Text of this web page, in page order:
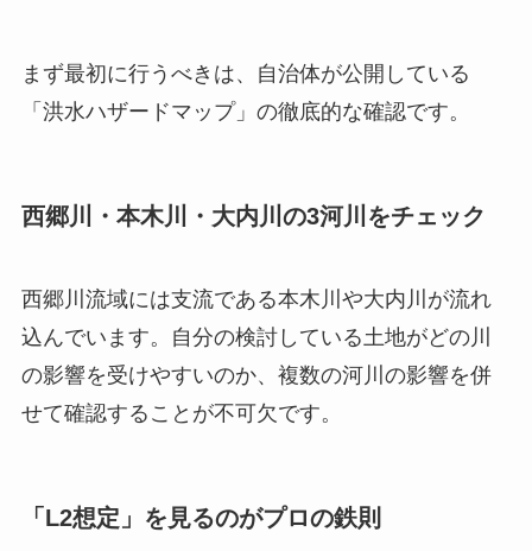
まず最初に行うべきは、自治体が公開している
「洪水ハザードマップ」の徹底的な確認です。
西郷川・本木川・大内川の3河川をチェック
西郷川流域には支流である本木川や大内川が流れ
込んでいます。自分の検討している土地がどの川
の影響を受けやすいのか、複数の河川の影響を併
せて確認することが不可欠です。
「L2想定」を見るのがプロの鉄則